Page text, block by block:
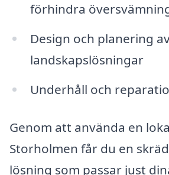
förhindra
Design och planering
landskapslösningar
Underhåll och
Genom att använda en
Storholmen får du en
lösning som passar just